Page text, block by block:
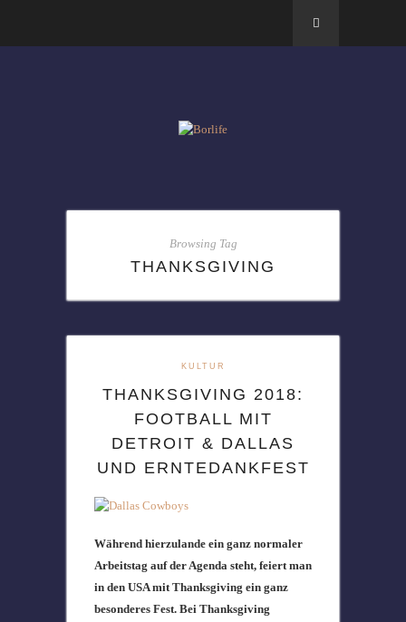
Browsing Tag
THANKSGIVING
KULTUR
THANKSGIVING 2018:
FOOTBALL MIT
DETROIT & DALLAS
UND ERNTEDANKFEST
Während hierzulande ein ganz normaler
Arbeitstag auf der Agenda steht, feiert man
in den USA mit Thanksgiving ein ganz
besonderes Fest. Bei Thanksgiving